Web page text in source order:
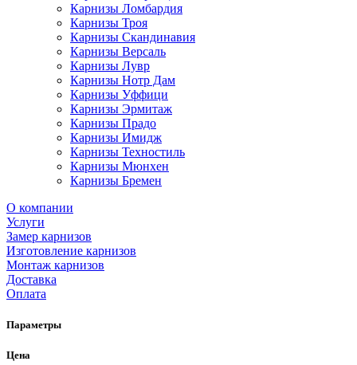
Карнизы Ломбардия
Карнизы Троя
Карнизы Скандинавия
Карнизы Версаль
Карнизы Лувр
Карнизы Нотр Дам
Карнизы Уффици
Карнизы Эрмитаж
Карнизы Прадо
Карнизы Имидж
Карнизы Техностиль
Карнизы Мюнхен
Карнизы Бремен
О компании
Услуги
Замер карнизов
Изготовление карнизов
Монтаж карнизов
Доставка
Оплата
Параметры
Цена